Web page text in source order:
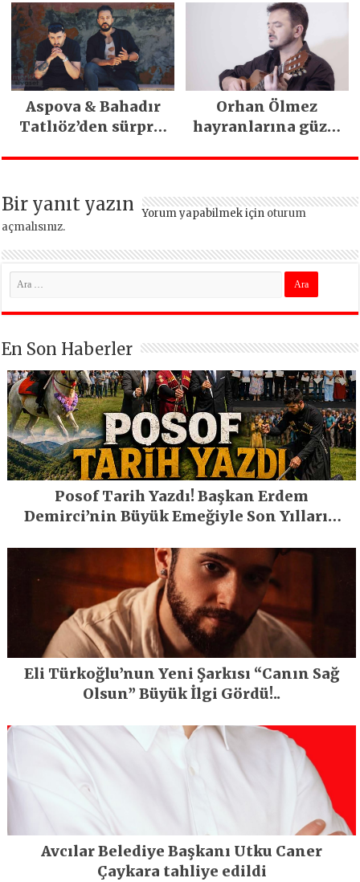
Aspova & Bahadır
Tatlıöz’den sürpriz
Orhan Ölmez
hayranlarına güzel
Bir yanıt yazın Yorum yapabilmek için oturum
açmalısınız.
En Son Haberler
Posof Tarih Yazdı! Başkan Erdem
Demirci’nin Büyük Emeğiyle Son Yılların
Eli Türkoğlu’nun Yeni Şarkısı “Canın Sağ
Olsun” Büyük İlgi Gördü!..
Avcılar Belediye Başkanı Utku Caner
Çaykara tahliye edildi